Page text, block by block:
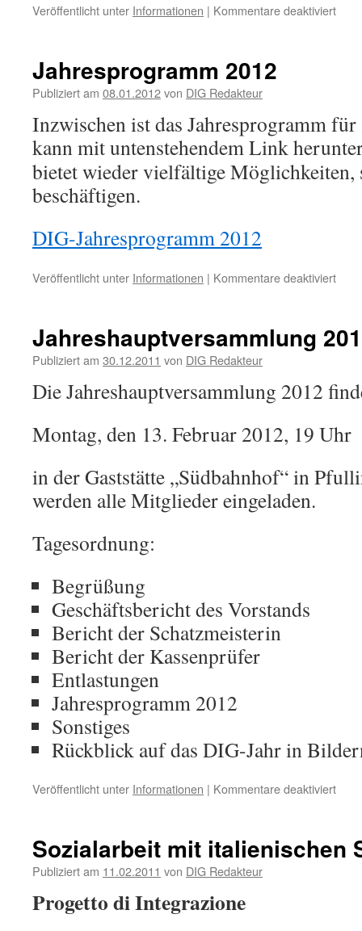
Veröffentlicht unter Informationen | Kommentare deaktiviertfür
Jahresprogramm 2012
Publiziert am 08.01.2012von DIG Redakteur
Inzwischen ist das Jahresprogramm für
kann mit untenstehendem Link
bietet wieder vielfältige
beschäftigen.
DIG-Jahresprogramm 2012
Veröffentlicht unter Informationen | Kommentare deaktiviertfür
Jahreshauptversammlung
Publiziert am 30.12.2011 von DIG Redakteur
Die Jahreshauptversammlung 2012
Montag, den 13. Februar 2012, 19 Uhr
in der Gaststätte „Südbahnhof“ in
werden alle Mitglieder eingeladen.
Tagesordnung:
Begrüßung
Geschäftsbericht des Vorstands
Bericht der Schatzmeisterin
Bericht der Kassenprüfer
Entlastungen
Jahresprogramm 2012
Sonstiges
Rückblick auf das DIG-Jahr in
Veröffentlicht unter Informationen | Kommentare deaktiviertfür
Sozialarbeit mit italienischen
Publiziert am 11.02.2011 von DIG Redakteur
Progetto di Integrazione